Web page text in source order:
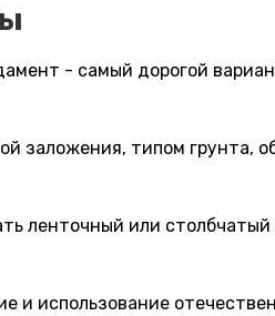
- самый дорогой
заложения, типом грунта,
ленточный или
и использование